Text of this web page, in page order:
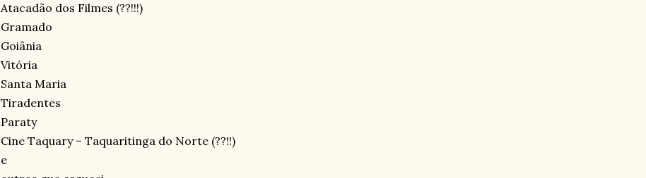
Atacadão dos Filmes (??!!!)
Gramado
Goiânia
Vitória
Santa Maria
Tiradentes
Paraty
Cine Taquary – Taquaritinga do Norte (??!!)
e